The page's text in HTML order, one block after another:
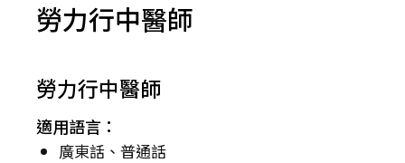
勞力行中醫師
勞力行中醫師
適用語言：
廣東話、普通話